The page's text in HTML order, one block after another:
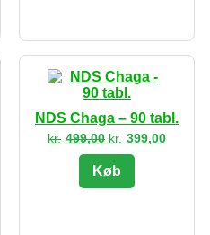
NDS Chaga – 90 tabl.
kr. 499,00 Den
oprindelige
pris
var:
kr. 399,00Den
Køb